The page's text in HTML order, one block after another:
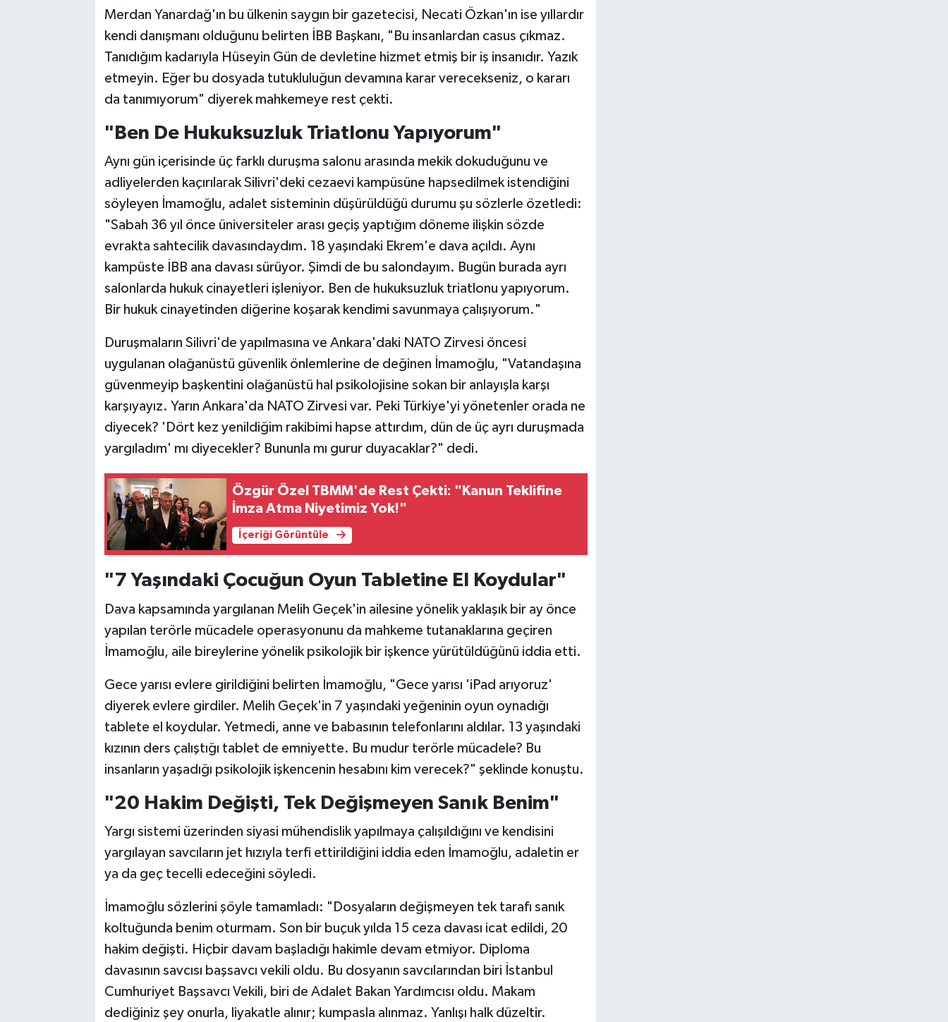
Merdan Yanardağ'ın bu ülkenin saygın bir gazetecisi, Necati Özkan'ın ise yıllardır
kendi danışmanı olduğunu belirten İBB Başkanı, "Bu insanlardan casus çıkmaz.
Tanıdığım kadarıyla Hüseyin Gün de devletine hizmet etmiş bir iş insanıdır. Yazık
etmeyin. Eğer bu dosyada tutukluluğun devamına karar verecekseniz, o kararı
da tanımıyorum" diyerek mahkemeye rest çekti.
"Ben De Hukuksuzluk Triatlonu Yapıyorum"
Aynı gün içerisinde üç farklı duruşma salonu arasında mekik dokuduğunu ve
adliyelerden kaçırılarak Silivri'deki cezaevi kampüsüne hapsedilmek istendiğini
söyleyen İmamoğlu, adalet sisteminin düşürüldüğü durumu şu sözlerle özetledi:
"Sabah 36 yıl önce üniversiteler arası geçiş yaptığım döneme ilişkin sözde
evrakta sahtecilik davasındaydım. 18 yaşındaki Ekrem'e dava açıldı. Aynı
kampüste İBB ana davası sürüyor. Şimdi de bu salondayım. Bugün burada ayrı
salonlarda hukuk cinayetleri işleniyor. Ben de hukuksuzluk triatlonu yapıyorum.
Bir hukuk cinayetinden diğerine koşarak kendimi savunmaya çalışıyorum."
Duruşmaların Silivri'de yapılmasına ve Ankara'daki NATO Zirvesi öncesi
uygulanan olağanüstü güvenlik önlemlerine de değinen İmamoğlu, "Vatandaşına
güvenmeyip başkentini olağanüstü hal psikolojisine sokan bir anlayışla karşı
karşıyayız. Yarın Ankara'da NATO Zirvesi var. Peki Türkiye'yi yönetenler orada ne
diyecek? 'Dört kez yenildiğim rakibimi hapse attırdım, dün de üç ayrı duruşmada
yargıladım' mı diyecekler? Bununla mı gurur duyacaklar?" dedi.
Özgür Özel TBMM'de Rest Çekti: "Kanun Teklifine
İmza Atma Niyetimiz Yok!"
İçeriği Görüntüle
"7 Yaşındaki Çocuğun Oyun Tabletine El Koydular"
Dava kapsamında yargılanan Melih Geçek'in ailesine yönelik yaklaşık bir ay önce
yapılan terörle mücadele operasyonunu da mahkeme tutanaklarına geçiren
İmamoğlu, aile bireylerine yönelik psikolojik bir işkence yürütüldüğünü iddia etti.
Gece yarısı evlere girildiğini belirten İmamoğlu, "Gece yarısı 'iPad arıyoruz'
diyerek evlere girdiler. Melih Geçek'in 7 yaşındaki yeğeninin oyun oynadığı
tablete el koydular. Yetmedi, anne ve babasının telefonlarını aldılar. 13 yaşındaki
kızının ders çalıştığı tablet de emniyette. Bu mudur terörle mücadele? Bu
insanların yaşadığı psikolojik işkencenin hesabını kim verecek?" şeklinde konuştu.
"20 Hakim Değişti, Tek Değişmeyen Sanık Benim"
Yargı sistemi üzerinden siyasi mühendislik yapılmaya çalışıldığını ve kendisini
yargılayan savcıların jet hızıyla terfi ettirildiğini iddia eden İmamoğlu, adaletin er
ya da geç tecelli edeceğini söyledi.
İmamoğlu sözlerini şöyle tamamladı: "Dosyaların değişmeyen tek tarafı sanık
koltuğunda benim oturmam. Son bir buçuk yılda 15 ceza davası icat edildi, 20
hakim değişti. Hiçbir davam başladığı hakimle devam etmiyor. Diploma
davasının savcısı başsavcı vekili oldu. Bu dosyanın savcılarından biri İstanbul
Cumhuriyet Başsavcı Vekili, biri de Adalet Bakan Yardımcısı oldu. Makam
dediğiniz şey onurla, liyakatle alınır; kumpasla alınmaz. Yanlışı halk düzeltir.